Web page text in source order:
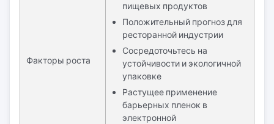
Факторы роста
пищевых продуктов
Положительный прогноз для
ресторанной индустрии
Сосредоточьтесь на
устойчивости и экологичной
упаковке
Растущее применение
барьерных пленок в
электронной